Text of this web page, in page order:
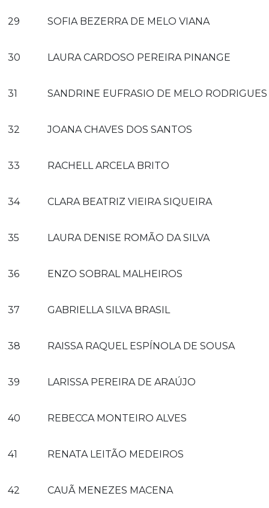
29 SOFIA BEZERRA DE MELO VIANA
30 LAURA CARDOSO PEREIRA PINANGE
31 SANDRINE EUFRASIO DE MELO RODRIGUES
32 JOANA CHAVES DOS SANTOS
33 RACHELL ARCELA BRITO
34 CLARA BEATRIZ VIEIRA SIQUEIRA
35 LAURA DENISE ROMÃO DA SILVA
36 ENZO SOBRAL MALHEIROS
37 GABRIELLA SILVA BRASIL
38 RAISSA RAQUEL ESPÍNOLA DE SOUSA
39 LARISSA PEREIRA DE ARAÚJO
40 REBECCA MONTEIRO ALVES
41 RENATA LEITÃO MEDEIROS
42 CAUÃ MENEZES MACENA